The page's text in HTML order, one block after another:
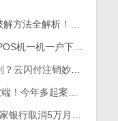
款工具让你告别资金冻结
户交易风险，合规用卡指南
+多商户收款码替代方案
件曝光，行业警钟再响
，大额消费攻略及影响